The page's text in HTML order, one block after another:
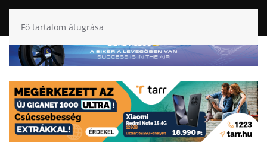
Fő tartalom átugrása